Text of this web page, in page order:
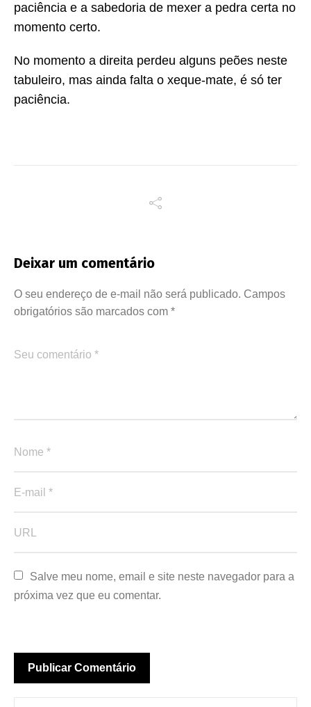
paciência e a sabedoria de mexer a pedra certa no
momento certo.
No momento a direita perdeu alguns peões neste
tabuleiro, mas ainda falta o xeque-mate, é só ter
paciência.
Deixar um comentário
O seu endereço de e-mail não será publicado. Campos
obrigatórios são marcados com *
Salve meu nome, email e site neste navegador para a
próxima vez que eu comentar.